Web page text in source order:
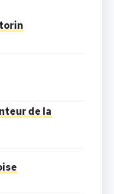
de la